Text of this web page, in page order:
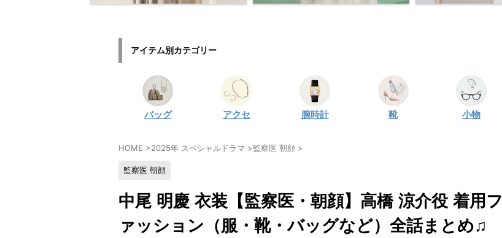
アイテム別カテゴリー
バッグ アクセ 腕時計 靴 小物
HOME >2025年 スペシャルドラマ >監察医 朝顔 >
監察医 朝顔
中尾 明慶 衣装【監察医・朝顔】高橋 涼介役 着用フ
ァッション（服・靴・バッグなど）全話まとめ♫